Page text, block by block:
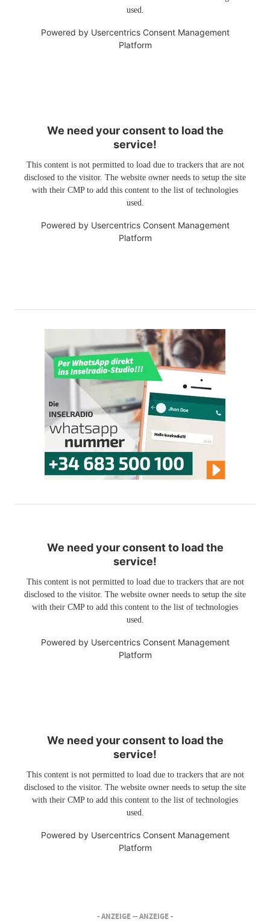
used.
Powered by Usercentrics Consent Management
Platform
We need your consent to load the
service!
This content is not permitted to load due to trackers that are not
disclosed to the visitor. The website owner needs to setup the site
with their CMP to add this content to the list of technologies
used.
Powered by Usercentrics Consent Management
Platform
We need your consent to load the
service!
This content is not permitted to load due to trackers that are not
disclosed to the visitor. The website owner needs to setup the site
with their CMP to add this content to the list of technologies
used.
Powered by Usercentrics Consent Management
Platform
We need your consent to load the
service!
This content is not permitted to load due to trackers that are not
disclosed to the visitor. The website owner needs to setup the site
with their CMP to add this content to the list of technologies
used.
Powered by Usercentrics Consent Management
Platform
- ANZEIGE -- ANZEIGE -